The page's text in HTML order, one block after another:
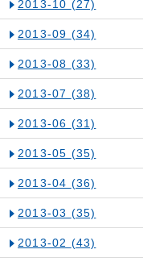
2013-10 (27)
2013-09 (34)
2013-08 (33)
2013-07 (38)
2013-06 (31)
2013-05 (35)
2013-04 (36)
2013-03 (35)
2013-02 (43)